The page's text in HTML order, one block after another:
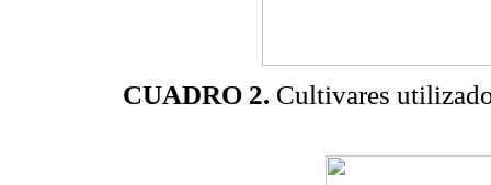
CUADRO 2. Cultivares